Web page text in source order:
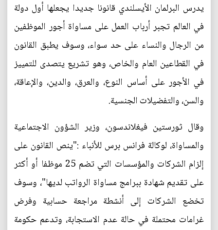
يدرس البرلمان الأيسلندي قانونا جديدا يجعلها أول دولة
في العالم تجبر أرباب العمل على مساواة أجور الموظفين
من الرجال والنساء على حد سواء، وسوف يطبق القانون
في القطاعين العام والخاص، وهو تشريع يتصدى للتمييز
في الأجور على أساس النوع، والعرق، والدين، والإعاقة،
والسن، والتفضيلات الجنسية.
وقال ثورستين فيغلاندسون، وزير الشؤون الاجتماعية
والمساواة، لوكالة فرانس برس للأنباء :"ينص القانون على
إلزام الشركات والمؤسسات التي تضم 25 موظفا أو أكثر
على تقديم شهادة ببرامج مساواة الرواتب لديها"، وسوف
تخضع الشركات إلى أنشطة مراجعة حسابية وفرض
غرامات محتملة في حالة عدم الاستجابة، وتدعم حكومة